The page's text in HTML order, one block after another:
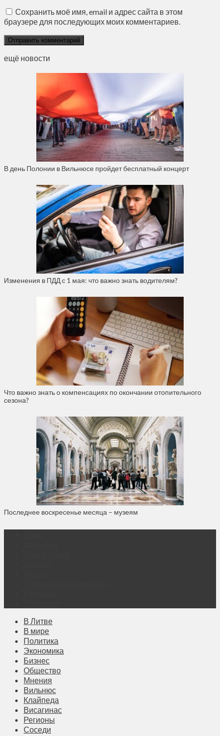
Сохранить моё имя, email и адрес сайта в этом
браузере для последующих моих комментариев.
ещё новости
В день Полонии в Вильнюсе пройдет бесплатный концерт
Изменения в ПДД с 1 мая: что важно знать водителям?
Что важно знать о компенсациях по окончании отопительного
сезона?
Последнее воскресенье месяца – музеям
В Литве
В мире
Политика
Экономика
Бизнес
Общество
Мнения
Вильнюс
Клайпеда
Висагинас
Регионы
Соседи